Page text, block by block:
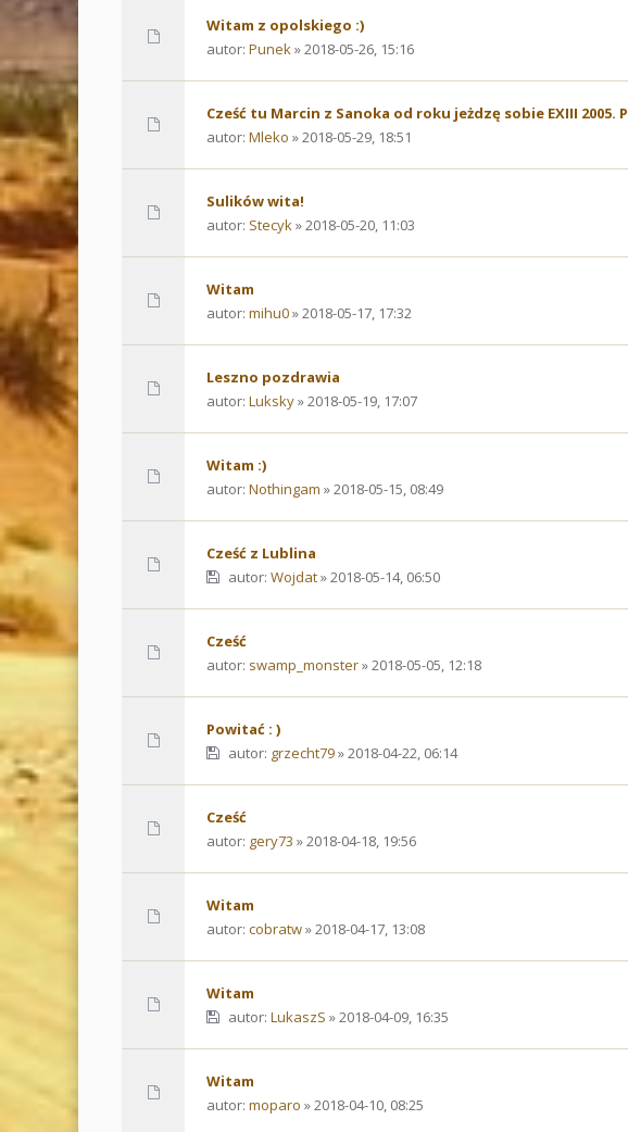
Witam z opolskiego :)
autor: Punek» 2018-05-26, 15:16
Cześć tu Marcin z Sanoka od roku jeżdzę sobie EXIII
autor: Mleko » 2018-05-29, 18:51
Sulików wita!
autor: Stecyk» 2018-05-20, 11:03
Witam
autor: mihu0» 2018-05-17, 17:32
Leszno pozdrawia
autor: Luksky» 2018-05-19, 17:07
Witam :)
autor: Nothingam » 2018-05-15, 08:49
Cześć z Lublina
autor: Wojdat» 2018-05-14, 06:50
Cześć
autor: swamp_monster» 2018-05-05, 12:18
Powitać : )
autor: grzecht79» 2018-04-22, 06:14
Cześć
autor: gery73 » 2018-04-18, 19:56
Witam
autor: cobratw» 2018-04-17, 13:08
Witam
autor: LukaszS » 2018-04-09, 16:35
Witam
autor: moparo » 2018-04-10, 08:25